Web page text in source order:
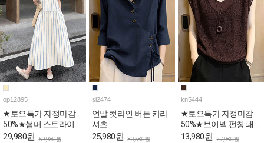
op12895
★토요특가 자정마감
50%★썸머 스트라이프
민소매 원피스
29,980원 59,980원
si2474
언발 컷라인 버튼 카라
셔츠
25,980원 30,580원
kn5444
★토요특가 자정마감
50%★브이넥 펀칭 패
턴 캡소매 니트탑
13,980원 27,980원